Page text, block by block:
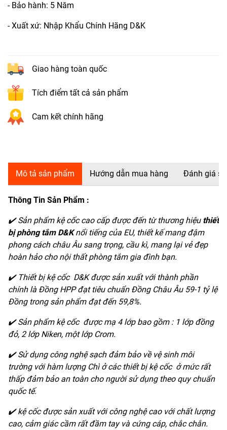
- Bảo hành: 5 Năm
- Xuất xứ: Nhập Khẩu Chính Hãng D&K
Giao hàng toàn quốc
Tích điểm tất cả sản phẩm
Cam kết chính hãng
Mô tả sản phẩm Hướng dẫn mua hàng Đánh giá
Thông Tin Sản Phẩm :
✔️Sản phẩm kệ cốc cao cấp được đến từ thương hiệu thiết
bị phòng tắm D&Knổi tiếng của EU, thiết kế mang đậm
phong cách châu Âu sang trọng, cầu kì, mang lại vẻ đẹp
hoàn hảo cho nội thất phòng tắm gia đình bạn.
✔Thiết bị kệ cốc D&K được sản xuất với thành phần
chính là Đồng HPP đạt tiêu chuẩn Đồng Châu Âu 59-1 tỷ lệ
Đồng trong sản phẩm đạt đến 59,8%.
✔Sản phẩm kệ cốc được mạ 4 lớp bao gồm : 1 lớp đồng
đỏ, 2 lớp Niken, một lớp Crom.
✔Sử dụng công nghệ sạch đảm bảo về vệ sinh môi
trường với hàm lượng Chì ở các thiết bị kệ cốc ở mức rất
thấp đảm bảo an toàn cho người sử dụng theo quy chuẩn
quốc tế.
✔️kệ cốc được sản xuất với công nghệ cao với chất lượng
cao, cảm giác cầm rất đầm tay và cứng cáp, chắc chắn.